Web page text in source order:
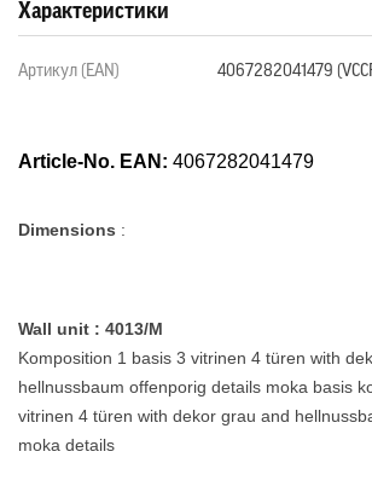
Характеристики
Артикул (EAN) 4067282041479
Article-No. EAN: 4067282041479
Dimensions :
Wall unit : 4013/M
Komposition 1 basis 3 vitrinen 4 türen with
hellnussbaum offenporig details moka basis
vitrinen 4 türen with dekor grau and
moka details